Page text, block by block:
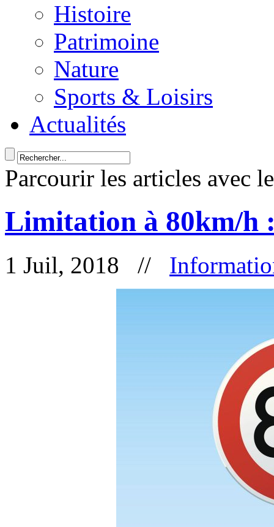
Histoire
Patrimoine
Nature
Sports & Loisirs
Actualités
Parcourir les articles avec
Limitation à 80km/h
1 Juil, 2018 //